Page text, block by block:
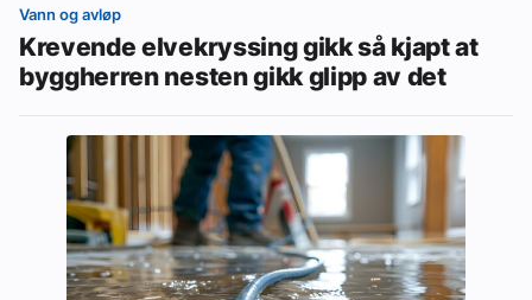
Vann og avløp
Krevende elvekryssing gikk så kjapt at
byggherren nesten gikk glipp av det